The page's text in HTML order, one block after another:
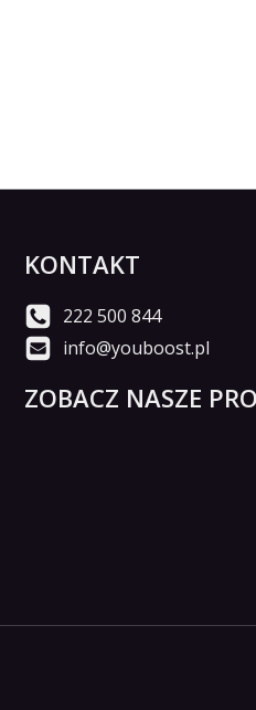
KONTAKT
222 500 844
info@youboost.pl
ZOBACZ NASZE